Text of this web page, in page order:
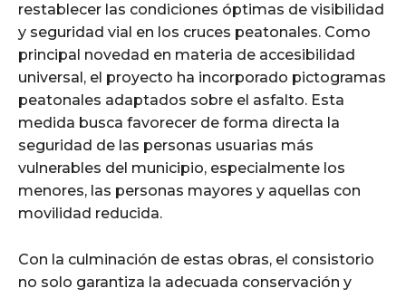
restablecer las condiciones óptimas de visibilidad
y seguridad vial en los cruces peatonales. Como
principal novedad en materia de accesibilidad
universal, el proyecto ha incorporado pictogramas
peatonales adaptados sobre el asfalto. Esta
medida busca favorecer de forma directa la
seguridad de las personas usuarias más
vulnerables del municipio, especialmente los
menores, las personas mayores y aquellas con
movilidad reducida.
Con la culminación de estas obras, el consistorio
no solo garantiza la adecuada conservación y